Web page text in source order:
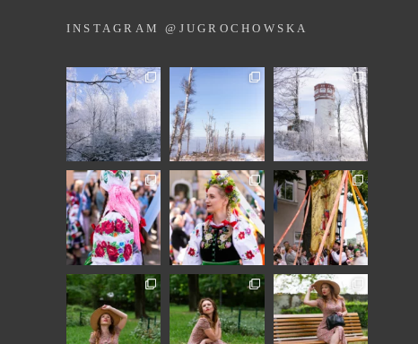
INSTAGRAM @JUGROCHOWSKA